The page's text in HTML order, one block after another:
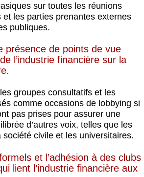
sur toutes les réunions
et les parties prenantes externes
publiques.
présence de points de vue
l’industrie financière sur la
groupes consultatifs et les
comme occasions de lobbying si
pas prises pour assurer une
d’autres voix, telles que les
civile et les universitaires.
et l’adhésion à des clubs
lient l’industrie financière aux